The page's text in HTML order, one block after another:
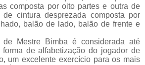
composta por oito partes e outra de
de cintura desprezada composta por
balão de lado, balão de frente e
de Mestre Bimba é considerada até
forma de alfabetização do jogador de
um excelente exercício para os mais